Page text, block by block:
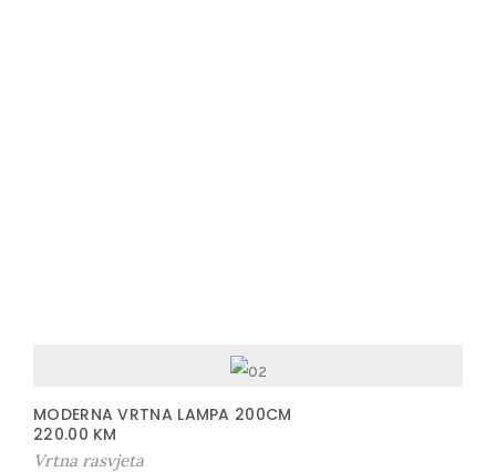
MODERNA VRTNA LAMPA 200CM
220.00 KM
Vrtna rasvjeta